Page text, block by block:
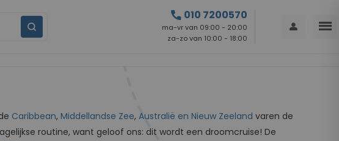
call 010 7200570
ma-vr van 09:00 - 20:00
za-zo van 10:00 - 18:00
person menu
Caribbean, Middellandse Zee, Australië en Nieuw Zeeland varen de
routine, want geloof ons: dit wordt een droomcruise! De